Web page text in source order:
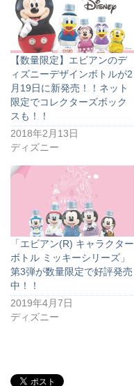
【数量限定】エビアンのデ
ィズニーデザインボトルが2
月19日に新発売！！ネット
限定でコレクターズボック
スも！！
2018年2月13日
ディズニー
「エビアン(R) キャラクター
ボトル ミッキーシリーズ」
第3弾が数量限定で好評発売
中！！
2019年4月7日
ディズニー